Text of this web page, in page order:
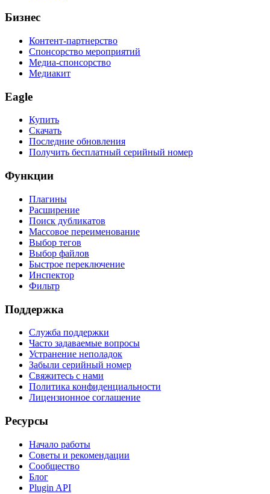
Бизнес
Контент-партнерство
Спонсорство мероприятий
Медиа-спонсорство
Медиакит
Eagle
Купить
Скачать
Последние обновления
Получить бесплатный серийный номер
Функции
Плагины
Расширение
Поиск дубликатов
Массовое переименование
Выбор тегов
Выбор файлов
Быстрое переключение
Инспектор
Фильтр
Поддержка
Служба поддержки
Часто задаваемые вопросы
Устранение неполадок
Забыли серийный номер
Свяжитесь с нами
Политика конфиденциальности
Лицензионное соглашение
Ресурсы
Начало работы
Советы и рекомендации
Сообщество
Блог
Plugin API